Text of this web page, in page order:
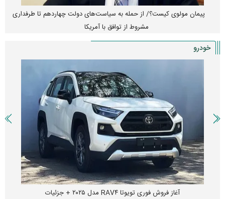
پیمان مولوی کیست؟/ از حمله به سیاست‌های دولت چهاردهم تا طرفداری
مشروط از توافق با آمریکا
خودرو
آغاز فروش فوری تویوتا RAV۴ مدل ۲۰۲۵ + جزئیات